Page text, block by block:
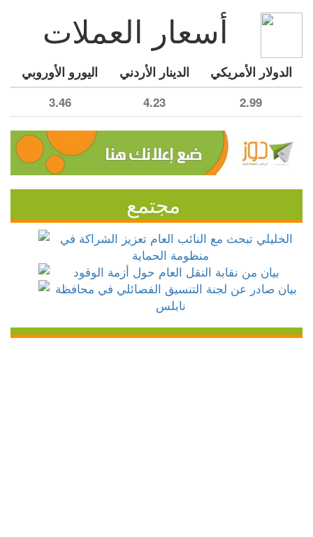
أسعار العملات
الدولار الأمريكي الدينار الأردني اليورو الأوروبي
2.99
4.23
3.46
مجتمع